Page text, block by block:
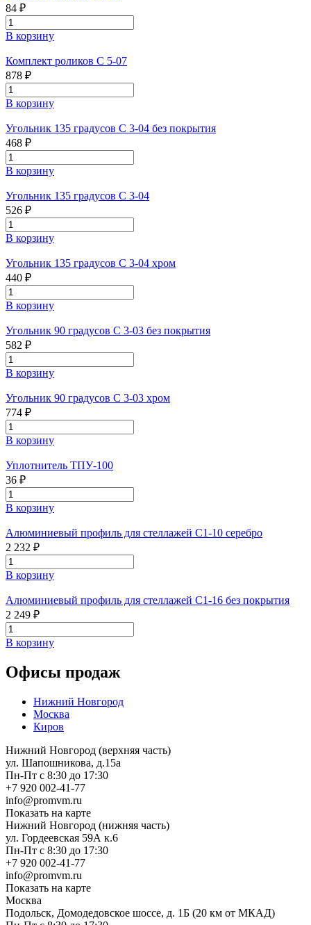
84 ₽
В корзину
Комплект роликов С 5-07
878 ₽
В корзину
Угольник 135 градусов С 3-04 без покрытия
468 ₽
В корзину
Угольник 135 градусов С 3-04
526 ₽
В корзину
Угольник 135 градусов С 3-04 хром
440 ₽
В корзину
Угольник 90 градусов С 3-03 без покрытия
582 ₽
В корзину
Угольник 90 градусов С 3-03 хром
774 ₽
В корзину
Уплотнитель ТПУ-100
36 ₽
В корзину
Алюминиевый профиль для стеллажей С1-10 серебро
2 232 ₽
В корзину
Алюминиевый профиль для стеллажей С1-16 без покрытия
2 249 ₽
В корзину
Офисы продаж
Нижний Новгород
Москва
Киров
Нижний Новгород (верхняя часть)
ул. Шапошникова, д.15а
Пн-Пт с 8:30 до 17:30
+7 920 002-41-77
info@promvm.ru
Показать на карте
Нижний Новгород (нижняя часть)
ул. Гордеевская 59А к.6
Пн-Пт с 8:30 до 17:30
+7 920 002-41-77
info@promvm.ru
Показать на карте
Москва
Подольск, Домодедовское шоссе, д. 1Б (20 км от МКАД)